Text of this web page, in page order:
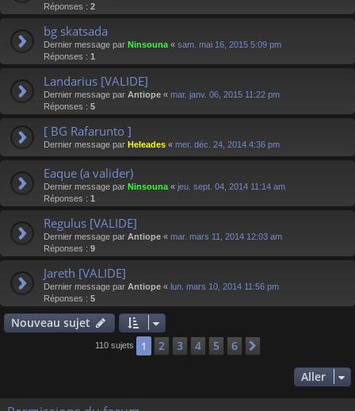
Réponses : 2
bg skatsada
Dernier message par Ninsouna « sam. mai 16, 2015 5:09 pm
Réponses : 1
Landarius [VALIDE]
Dernier message par Antiope « mar. janv. 06, 2015 11:22 pm
Réponses : 5
[ BG Rafarunto ]
Dernier message par Heleades « mer. déc. 24, 2014 4:36 pm
Eaque (a valider)
Dernier message par Ninsouna « jeu. sept. 04, 2014 11:14 am
Réponses : 1
Regulus [VALIDE]
Dernier message par Antiope « mar. mars 11, 2014 12:03 am
Réponses : 9
Jareth [VALIDE]
Dernier message par Antiope « lun. mars 10, 2014 11:56 pm
Réponses : 5
Nouveau sujet
110 sujets 1 2 3 4 5 6
Aller